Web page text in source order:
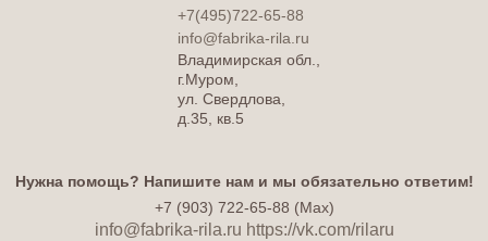
+7(495)722-65-88
info@fabrika-rila.ru
Владимирская обл.,
г.Муром,
ул. Свердлова,
д.35, кв.5
Нужна помощь? Напишите нам и мы обязательно ответим!
+7 (903) 722-65-88 (Max)
info@fabrika-rila.ru https://vk.com/rilaru